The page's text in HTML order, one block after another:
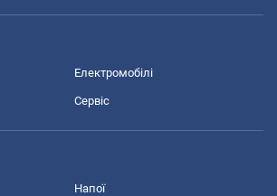
Електромобілі
Сервіс
Напої